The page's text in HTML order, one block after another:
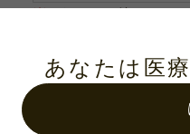
あなたは医
※ メールアドレス